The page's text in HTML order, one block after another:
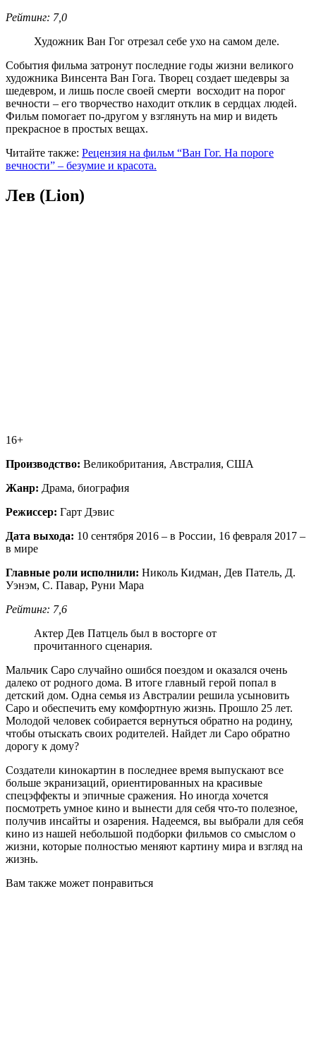
Рейтинг: 7,0
Художник Ван Гог отрезал себе ухо на самом деле.
События фильма затронут последние годы жизни великого
художника Винсента Ван Гога. Творец создает шедевры за
шедевром, и лишь после своей смерти восходит на порог
вечности – его творчество находит отклик в сердцах людей.
Фильм помогает по-другом у взглянуть на мир и видеть
прекрасное в простых вещах.
Читайте также: Рецензия на фильм “Ван Гог. На пороге
вечности” – безумие и красота.
Лев (Lion)
16+
Производство: Великобритания, Австралия, США
Жанр: Драма, биография
Режиссер: Гарт Дэвис
Дата выхода: 10 сентября 2016 – в России, 16 февраля 2017 –
в мире
Главные роли исполнили: Николь Кидман, Дев Патель, Д.
Уэнэм, С. Павар, Руни Мара
Рейтинг: 7,6
Актер Дев Патцель был в восторге от
прочитанного сценария.
Мальчик Саро случайно ошибся поездом и оказался очень
далеко от родного дома. В итоге главный герой попал в
детский дом. Одна семья из Австралии решила усыновить
Саро и обеспечить ему комфортную жизнь. Прошло 25 лет.
Молодой человек собирается вернуться обратно на родину,
чтобы отыскать своих родителей. Найдет ли Саро обратно
дорогу к дому?
Создатели кинокартин в последнее время выпускают все
больше экранизаций, ориентированных на красивые
спецэффекты и эпичные сражения. Но иногда хочется
посмотреть умное кино и вынести для себя что-то полезное,
получив инсайты и озарения. Надеемся, вы выбрали для себя
кино из нашей небольшой подборки фильмов со смыслом о
жизни, которые полностью меняют картину мира и взгляд на
жизнь.
Вам также может понравиться